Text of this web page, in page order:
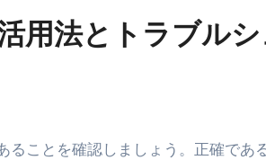
る効果まとめ】#アーモンド #ダイ
ゆきさんならどちらを選びますか？
重要な女性ホルモンと男性ホルモン
用法とトラブルシ
ることを確認しましょう。正確であ